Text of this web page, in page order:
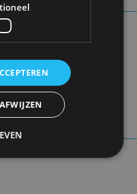
OF PEOPLE
WE NEED
IT